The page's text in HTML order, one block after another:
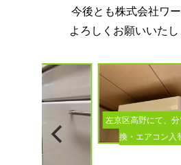
今後とも株式会社ワ
よろしくお願いいた
左京区高野にて、
換・エアコン入